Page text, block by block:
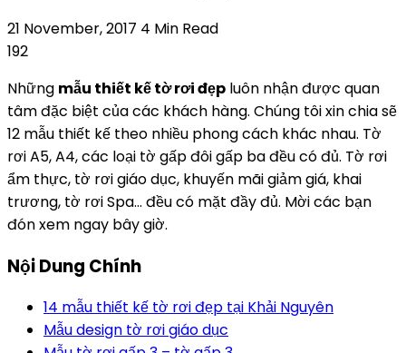
21 November, 2017 4 Min Read
192
Những mẫu thiết kế tờ rơi đẹp luôn nhận được quan
tâm đặc biệt của các khách hàng. Chúng tôi xin chia sẽ
12 mẫu thiết kế theo nhiều phong cách khác nhau. Tờ
rơi A5, A4, các loại tờ gấp đôi gấp ba đều có đủ. Tờ rơi
ẩm thực, tờ rơi giáo dục, khuyến mãi giảm giá, khai
trương, tờ rơi Spa… đều có mặt đầy đủ. Mời các bạn
đón xem ngay bây giờ.
Nội Dung Chính
14 mẫu thiết kế tờ rơi đẹp tại Khải Nguyên
Mẫu design tờ rơi giáo dục